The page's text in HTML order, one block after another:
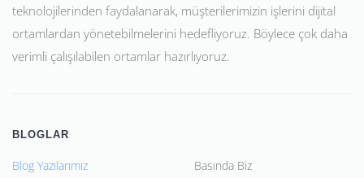
teknolojilerinden faydalanarak, müşterilerimizin işlerini dijital
ortamlardan yönetebilmelerini hedefliyoruz. Böylece çok daha
verimli çalışılabilen ortamlar hazırlıyoruz.
BLOGLAR
Blog Yazılarımız
Basında Biz